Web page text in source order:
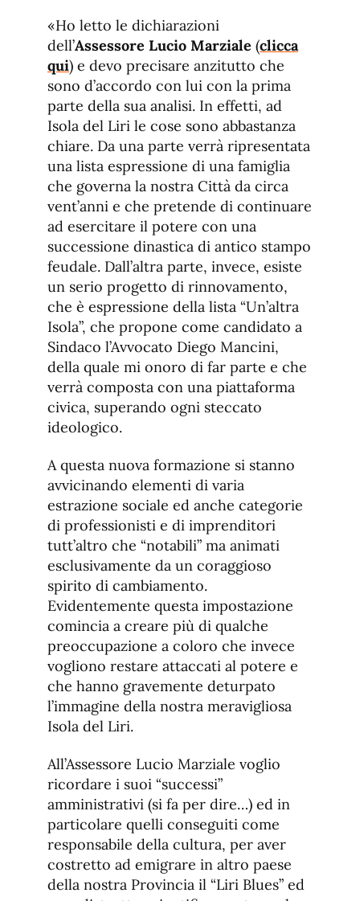
de
fuente
de
fuente.
«Ho letto le dichiarazioni
dell’Assessore Lucio Marziale (clicca
qui) e devo precisare anzitutto che
sono d’accordo con lui con la prima
parte della sua analisi. In effetti, ad
Isola del Liri le cose sono abbastanza
chiare. Da una parte verrà ripresentata
una lista espressione di una famiglia
che governa la nostra Città da circa
vent’anni e che pretende di continuare
ad esercitare il potere con una
successione dinastica di antico stampo
feudale. Dall’altra parte, invece, esiste
un serio progetto di rinnovamento,
che è espressione della lista “Un’altra
Isola”, che propone come candidato a
Sindaco l’Avvocato Diego Mancini,
della quale mi onoro di far parte e che
verrà composta con una piattaforma
civica, superando ogni steccato
ideologico.
A questa nuova formazione si stanno
avvicinando elementi di varia
estrazione sociale ed anche categorie
di professionisti e di imprenditori
tutt’altro che “notabili” ma animati
esclusivamente da un coraggioso
spirito di cambiamento.
Evidentemente questa impostazione
comincia a creare più di qualche
preoccupazione a coloro che invece
vogliono restare attaccati al potere e
che hanno gravemente deturpato
l’immagine della nostra meravigliosa
Isola del Liri.
All’Assessore Lucio Marziale voglio
ricordare i suoi “successi”
amministrativi (si fa per dire…) ed in
particolare quelli conseguiti come
responsabile della cultura, per aver
costretto ad emigrare in altro paese
della nostra Provincia il “Liri Blues” ed